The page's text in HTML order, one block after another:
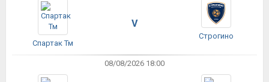
Спартак Тм
V
Строгино
08/08/2026 18:00